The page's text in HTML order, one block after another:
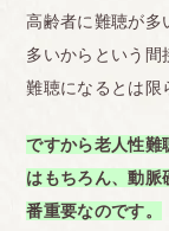
高齢者に難聴が多
多いからという間
難聴になるとは限
ですから老人性難
はもちろん、動脈
番重要なのです。